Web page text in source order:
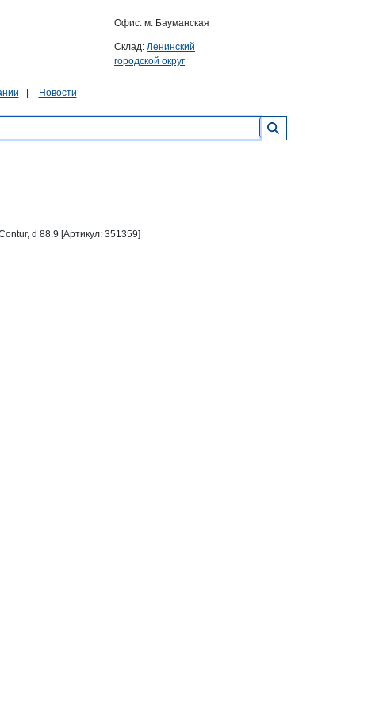
Офис: м. Бауманская
Склад: Ленинский
городской округ
Новости
d 88.9 [Артикул: 351359]